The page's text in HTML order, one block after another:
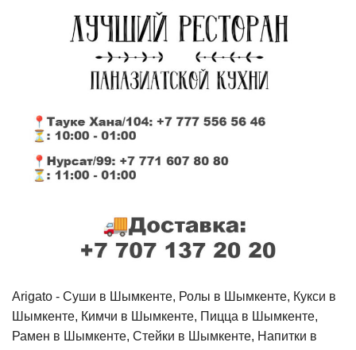
Arigato - Cуши в Шымкенте, Ролы в Шымкенте, Кукси в
Шымкенте, Кимчи в Шымкенте, Пицца в Шымкенте,
Рамен в Шымкенте, Стейки в Шымкенте, Напитки в